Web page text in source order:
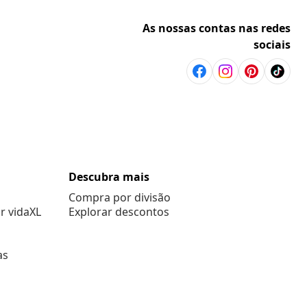
As nossas contas nas redes
sociais
vidaXL
Descubra mais
Compra por divisão
Explorar descontos